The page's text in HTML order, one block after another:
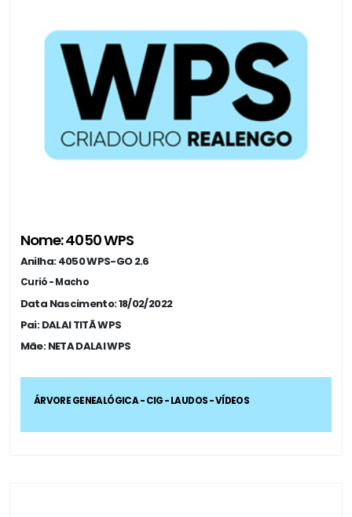
Nome: 4050 WPS
Anilha: 4050 WPS-GO 2.6
Curió - Macho
Data Nascimento: 18/02/2022
Pai: DALAI TITÃ WPS
Mãe: NETA DALAI WPS
ÁRVORE GENEALÓGICA - CIG - LAUDOS - VÍDEOS